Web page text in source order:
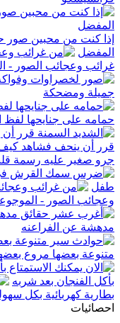
إذا كنت من محبين صور
المفضل
غرائب وعجائب الصور -
جميلة ومضحكة
حمامه على جنايحها لفظ
قرر أن ينحف فشاهد
جرو صغير عليه رسمة
طفل
وعجائب الصور -
مدهشة عن الفراعنه
متنوعة بعضها مروع
بأكل الفنجان بعد شربه
بطارية كهربائية بكل
احصائيات